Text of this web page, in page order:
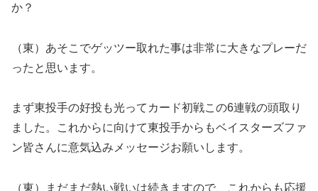
か？
（東）あそこでゲッツー取れた事は非常に大きなプレーだ
ったと思います。
まず東投手の好投も光ってカード初戦この6連戦の頭取り
ました。これからに向けて東投手からもベイスターズファ
ン皆さんに意気込みメッセージお願いします。
（東）まだまだ熱い戦いは続きますので、これからも応援